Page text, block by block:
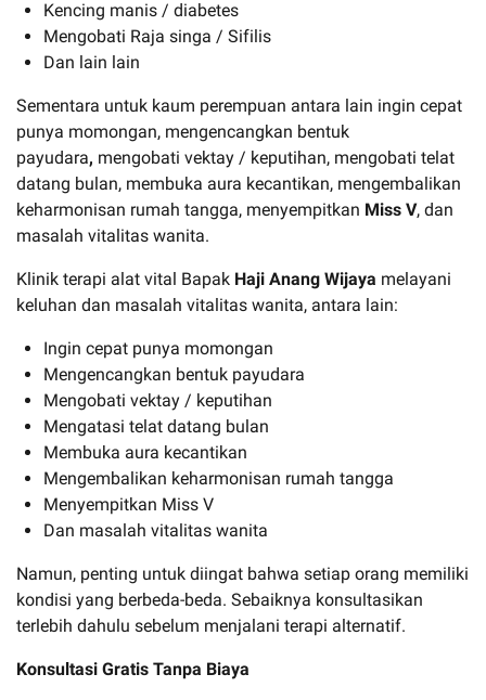
Kencing manis / diabetes
Mengobati Raja singa / Sifilis
Dan lain lain
Sementara untuk kaum perempuan antara lain ingin cepat
punya momongan, mengencangkan bentuk
payudara, mengobati vektay / keputihan, mengobati telat
datang bulan, membuka aura kecantikan, mengembalikan
keharmonisan rumah tangga, menyempitkan Miss V, dan
masalah vitalitas wanita.
Klinik terapi alat vital Bapak Haji Anang Wijaya melayani
keluhan dan masalah vitalitas wanita, antara lain:
Ingin cepat punya momongan
Mengencangkan bentuk payudara
Mengobati vektay / keputihan
Mengatasi telat datang bulan
Membuka aura kecantikan
Mengembalikan keharmonisan rumah tangga
Menyempitkan Miss V
Dan masalah vitalitas wanita
Namun, penting untuk diingat bahwa setiap orang memiliki
kondisi yang berbeda-beda. Sebaiknya konsultasikan
terlebih dahulu sebelum menjalani terapi alternatif.
Konsultasi Gratis Tanpa Biaya